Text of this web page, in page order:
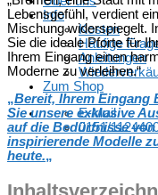
Info
Kosten
Häufige
Anleitungen
Zum Shop
E-Mail
0151/
Lebensgefühl, verdient
Mischung widerspiegelt.
Sie die ideale Pforte für
Ihrem Eingang einen
Moderne zu verleihen.“
„Bereit, Ihrem Eingang
Sie unsere exklusive
auf die Bedürfnisse
inspirierende Modelle
heute.„